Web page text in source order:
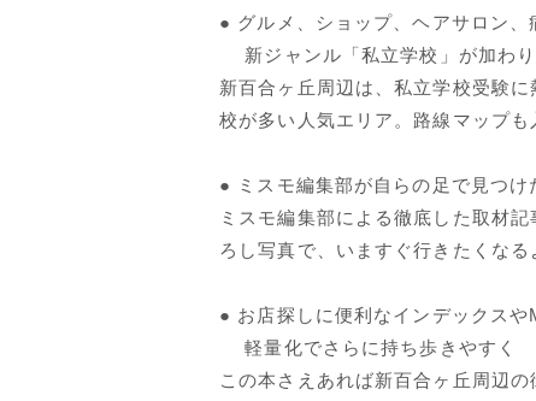
● グルメ、ショップ、ヘアサロン、
新ジャンル「私立学校」が加わり
新百合ヶ丘周辺は、私立学校受験
校が多い人気エリア。路線マップも
● ミスモ編集部が自らの足で見つけ
ミスモ編集部による徹底した取材
ろし写真で、いますぐ行きたくなる
● お店探しに便利なインデックスや
軽量化でさらに持ち歩きやすく
この本さえあれば新百合ヶ丘周辺